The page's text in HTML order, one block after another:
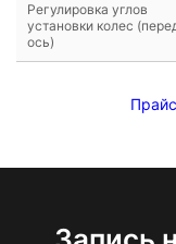
Регулировка углов
установки колес
ось)